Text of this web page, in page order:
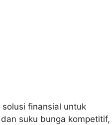
finansial untuk
suku bunga kompetitif,